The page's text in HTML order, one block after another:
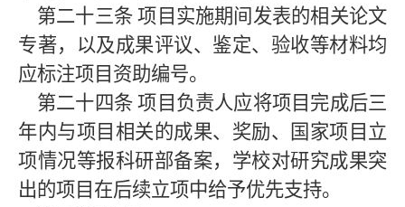
第二十三条 项目实施期间发表的相关论文
专著，以及成果评议、鉴定、验收等材料均
应标注项目资助编号。
第二十四条 项目负责人应将项目完成后三
年内与项目相关的成果、奖励、国家项目立
项情况等报科研部备案，学校对研究成果突
出的项目在后续立项中给予优先支持。